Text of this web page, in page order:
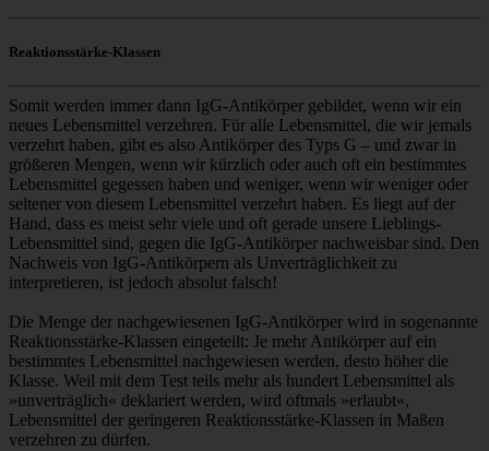
Reaktionsstärke-Klassen
Somit werden immer dann IgG-Antikörper gebildet, wenn wir ein
neues Lebensmittel verzehren. Für alle Lebensmittel, die wir jemals
verzehrt haben, gibt es also Antikörper des Typs G – und zwar in
größeren Mengen, wenn wir kürzlich oder auch oft ein bestimmtes
Lebensmittel gegessen haben und weniger, wenn wir weniger oder
seltener von diesem Lebensmittel verzehrt haben. Es liegt auf der
Hand, dass es meist sehr viele und oft gerade unsere Lieblings-
Lebensmittel sind, gegen die IgG-Antikörper nachweisbar sind. Den
Nachweis von IgG-Antikörpern als Unverträglichkeit zu
interpretieren, ist jedoch absolut falsch!
Die Menge der nachgewiesenen IgG-Antikörper wird in sogenannte
Reaktionsstärke-Klassen eingeteilt: Je mehr Antikörper auf ein
bestimmtes Lebensmittel nachgewiesen werden, desto höher die
Klasse. Weil mit dem Test teils mehr als hundert Lebensmittel als
»unverträglich« deklariert werden, wird oftmals »erlaubt«,
Lebensmittel der geringeren Reaktionsstärke-Klassen in Maßen
verzehren zu dürfen.